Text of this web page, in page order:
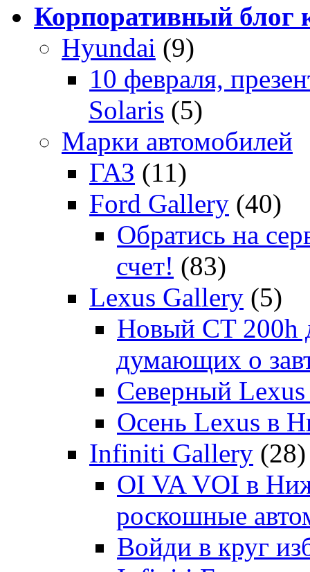
Корпоративный
Hyundai (9)
10 февраля,
Solaris (5)
Марки автомобилей
ГАЗ (11)
Ford Gallery (40)
Обратись на
счет! (83)
Lexus Gallery (5)
Новый CT 200h
думающих о
Северный Lexus
Осень Lexus в
Infiniti Gallery (28)
OI VA VOI в
роскошные
Войди в круг